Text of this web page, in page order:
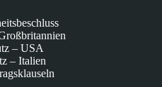
– USA
– Italien